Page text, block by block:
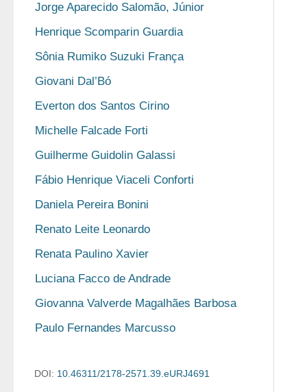
Jorge Aparecido Salomão, Júnior
Henrique Scomparin Guardia
Sônia Rumiko Suzuki França
Giovani Dal’Bó
Everton dos Santos Cirino
Michelle Falcade Forti
Guilherme Guidolin Galassi
Fábio Henrique Viaceli Conforti
Daniela Pereira Bonini
Renato Leite Leonardo
Renata Paulino Xavier
Luciana Facco de Andrade
Giovanna Valverde Magalhães Barbosa
Paulo Fernandes Marcusso
DOI: 10.46311/2178-2571.39.eURJ4691